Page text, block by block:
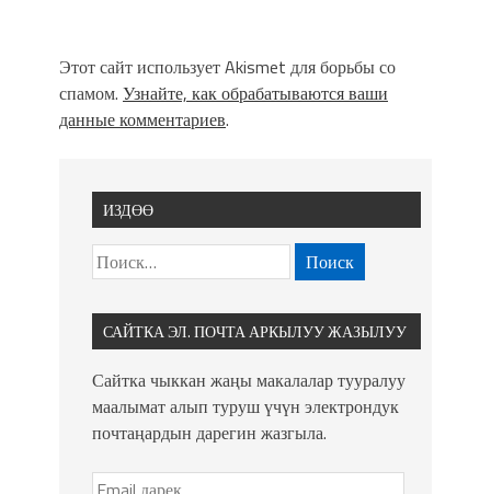
Этот сайт использует Akismet для борьбы со
спамом. Узнайте, как обрабатываются ваши
данные комментариев.
ИЗДӨӨ
САЙТКА ЭЛ. ПОЧТА АРКЫЛУУ ЖАЗЫЛУУ
Сайтка чыккан жаңы макалалар тууралуу
маалымат алып туруш үчүн электрондук
почтаңардын дарегин жазгыла.